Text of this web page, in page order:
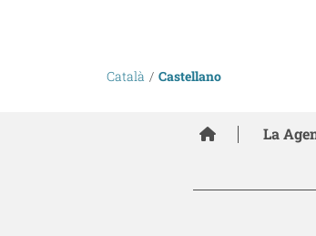
Català Castellano
Inici La